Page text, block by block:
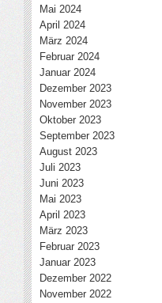
Mai 2024
April 2024
März 2024
Februar 2024
Januar 2024
Dezember 2023
November 2023
Oktober 2023
September 2023
August 2023
Juli 2023
Juni 2023
Mai 2023
April 2023
März 2023
Februar 2023
Januar 2023
Dezember 2022
November 2022